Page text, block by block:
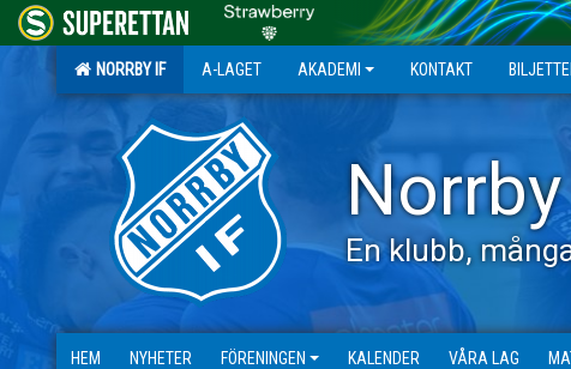
NORRBY IF A-LAGET AKADEMI KONTAKT
En klubb,
HEM NYHETER FÖRENINGEN KALENDER VÅRA LAG